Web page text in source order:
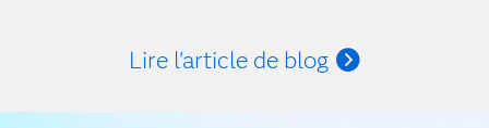
Lire l'article de blog